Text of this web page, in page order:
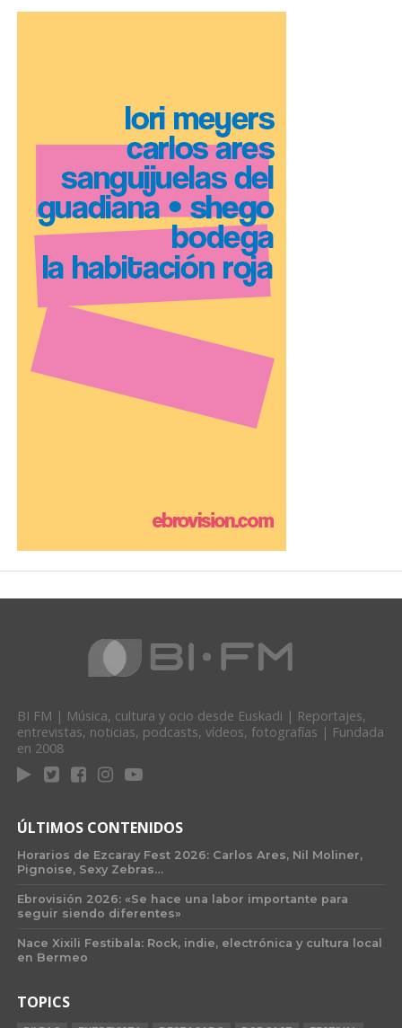
BI FM | Música, cultura y ocio desde Euskadi | Reportajes,
entrevistas, noticias, podcasts, vídeos, fotografías | Fundada
en 2008
ÚLTIMOS CONTENIDOS
Horarios de Ezcaray Fest 2026: Carlos Ares, Nil Moliner,
Pignoise, Sexy Zebras…
Ebrovisión 2026: «Se hace una labor importante para
seguir siendo diferentes»
Nace Xixili Festibala: Rock, indie, electrónica y cultura local
en Bermeo
TOPICS